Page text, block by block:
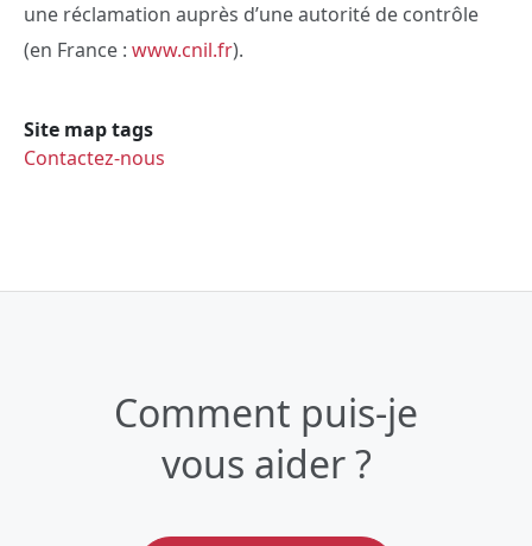
une réclamation auprès d’une autorité de contrôle
(en France : www.cnil.fr).
Site map tags
Contactez-nous
Comment puis-je
vous aider ?